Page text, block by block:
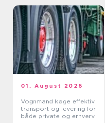
01. August 2026
Vognmand køge effektiv
transport og levering for
både private og erhverv